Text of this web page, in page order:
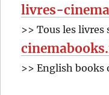
livres-
>> Tous les livres
>> English books